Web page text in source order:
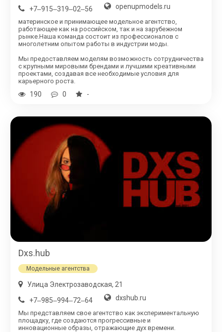
+7‒915‒319‒02‒56
openupmodels.ru
материнское и принимающее модельное агентство,
работающее как на российском, так и на зарубежном
рынке.Наша команда состоит из профессионалов с
многолетним опытом работы в индустрии моды.
Мы предоставляем моделям возможность сотрудничества
с крупными мировыми брендами и лучшими креативными
проектами, создавая все необходимые условия для
карьерного роста.
190 0 -
Dxs.hub
Модельные агентства
​Улица Электрозаводская, 21
+7‒985‒994‒72‒64
dxshub.ru
Мы представляем свое агентство как экспериментальную
площадку, где создаются прогрессивные и
инновационные образы, отражающие дух времени.